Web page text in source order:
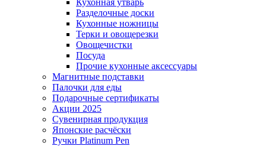
Разделочные доски
Кухонные ножницы
Терки и овощерезки
Овощечистки
Посуда
Прочие кухонные аксессуары
Магнитные подставки
Палочки для еды
Подарочные сертификаты
Акции 2025
Сувенирная продукция
Японские расчёски
Ручки Platinum Pen